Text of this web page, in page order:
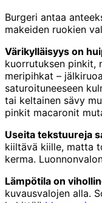
Burgeri antaa
makeiden ruokien
Värikylläisyys on
kuorrutuksen pinkit,
meripihkat –
saturoituneeseen
tai keltainen sävy
pinkit macaronit
Useita tekstuureja
kiiltävä kiille, matta
kerma.
Lämpötila on
kuvausvalojen alla.